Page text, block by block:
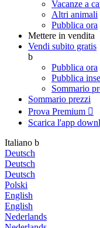
Vacanze a
Altri animali
Pubblica ora
Mettere in vendita
Vendi subito gratis
b
Pubblica ora
Pubblica
Sommario
Sommario prezzi
Prova Premium 
Scarica l'app
Italiano b
Deutsch
Deutsch
Deutsch
Polski
English
English
Nederlands